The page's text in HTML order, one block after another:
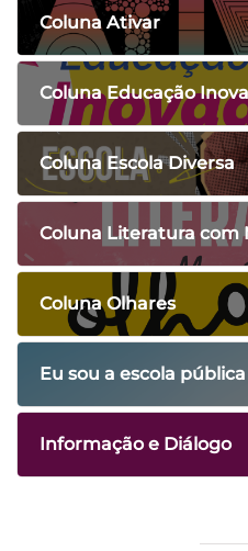
Coluna Ativar
Coluna Educação
Coluna Escola Diversa
Coluna Literatura com
Coluna Olhares
Eu sou a escola pública
Informação e Diálogo